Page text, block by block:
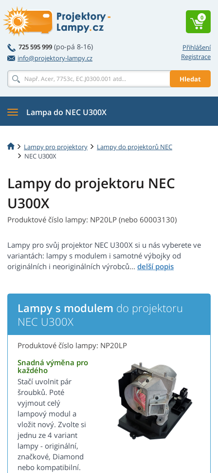
Přihlášení
Registrace
725 595 999 (po-pá 8-16)
info@projektory-lampy.cz
Hledat
0
Lampa do NEC U300X
Lampy pro projektory
Lampy do projektorů NEC
NEC U300X
Lampy do projektoru NEC
U300X
Produktové číslo lampy: NP20LP (nebo 60003130)
Lampy pro svůj projektor NEC U300X si u nás vyberete ve
variantách: lampy s modulem i samotné výbojky od
originálních i neoriginálních výrobců...
Lampy s modulem do projektoru
NEC U300X
Produktové číslo lampy: NP20LP
Snadná výměna pro
každého
Stačí uvolnit pár
šroubků. Poté
vyjmout celý
lampový modul a
vložit nový. Zvolte si
jednu ze 4 variant
lampy - originální,
značkové, Diamond
nebo kompatibilní.